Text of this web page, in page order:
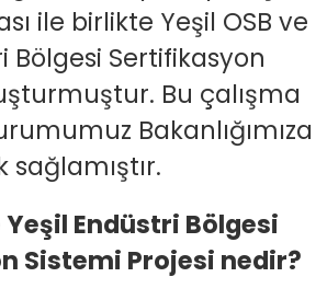
ile birlikte Yeşil OSB ve
Bölgesi Sertifikasyon
Bu çalışma
Bakanlığımıza
Yeşil Endüstri Bölgesi
Sistemi Projesi nedir?